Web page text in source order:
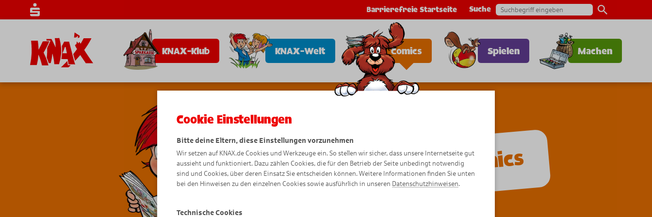
Barrierefreie Startseite Suche
KNAX-Klub KNAX-Welt Comics Spielen Machen
Abenteuer-Comics
Cookie Einstellungen
Bitte deine Eltern, diese Einstellungen vorzunehmen
Wir setzen auf KNAX.de Cookies und Werkzeuge ein. So stellen wir sicher, dass unsere Internetseite gut
aussieht und funktioniert. Dazu zählen Cookies, die für den Betrieb der Seite unbedingt notwendig
sind und Cookies, über deren Einsatz Sie entscheiden können. Weitere Informationen finden Sie unten
bei den Hinweisen zu den einzelnen Cookies sowie ausführlich in unseren Datenschutzhinweisen.
Technische Cookies